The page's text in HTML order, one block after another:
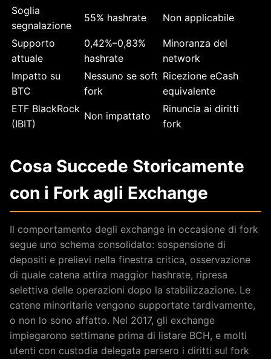
Soglia
segnalazione
55% hashrate Non applicabile
Supporto
attuale
0,42%–0,83%
hashrate
Minoranza del
network
Impatto su
BTC
Nessuno se soft
fork
Ricezione eCash
equivalente
ETF BlackRock
(IBIT)
Non impattato
Rinuncia ai diritti
fork
Cosa Succede Storicamente
con i Fork agli Exchange
Il comportamento degli exchange in occasione di fork
segue uno schema consolidato: sospensione di
depositi e prelievi nella finestra critica, osservazione
di quale catena attira maggior hashrate, ripresa
selettiva delle operazioni dopo la stabilizzazione. Le
catene minoritarie vengono supportate tardivamente,
o non lo sono affatto. Nel 2017, gli exchange
impiegarono settimane prima di listare BCH, e molti
utenti con custodia delegata persero i diritti sul fork